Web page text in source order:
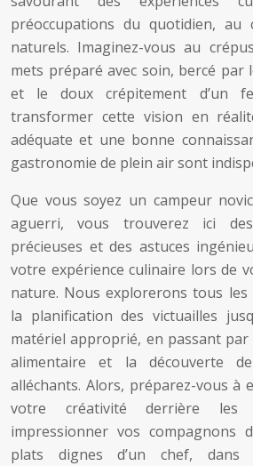
préoccupations du quotidien, au
naturels. Imaginez-vous au
mets préparé avec soin, bercé par
et le doux crépitement d’un
transformer cette vision en
adéquate et une bonne
gastronomie de plein air sont
Que vous soyez un campeur
aguerri, vous trouverez ici des
précieuses et des astuces
votre expérience culinaire lors de
nature. Nous explorerons tous les
la planification des victuailles
matériel approprié, en passant
alimentaire et la découverte
alléchants. Alors, préparez-vous à
votre créativité derrière
impressionner vos compagnons
plats dignes d’un chef,